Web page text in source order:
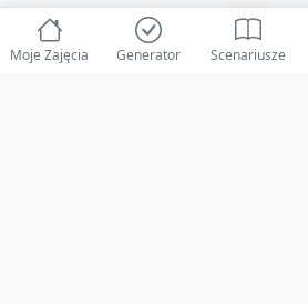
Moje Zajęcia Generator Scenariusze